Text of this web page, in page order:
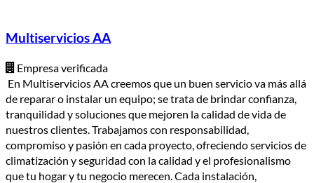
Multiservicios AA
Empresa verificada
En Multiservicios AA creemos que un buen servicio va más allá
de reparar o instalar un equipo; se trata de brindar confianza,
tranquilidad y soluciones que mejoren la calidad de vida de
nuestros clientes. Trabajamos con responsabilidad,
compromiso y pasión en cada proyecto, ofreciendo servicios de
climatización y seguridad con la calidad y el profesionalismo
que tu hogar y tu negocio merecen. Cada instalación,